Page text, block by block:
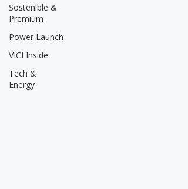
Sostenible &
Premium
Power Launch
VICI Inside
Tech &
Energy